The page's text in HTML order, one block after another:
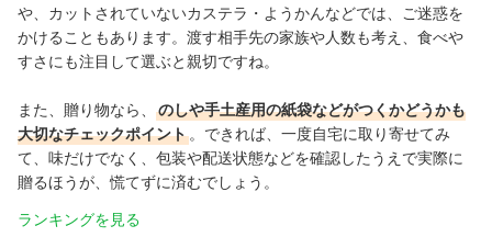
や、カットされていないカステラ・ようかんなどでは、ご迷惑を
かけることもあります。渡す相手先の家族や人数も考え、食べや
すさにも注目して選ぶと親切ですね。
また、贈り物なら、
のしや手土産用の紙袋などがつくかどうかも
大切なチェックポイント。できれば、一度自宅に取り寄せてみ
て、味だけでなく、包装や配送状態などを確認したうえで実際に
贈るほうが、慌てずに済むでしょう。
ランキングを見る